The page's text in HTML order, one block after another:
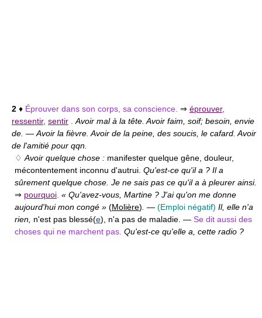
2 ♦ Éprouver dans son corps, sa conscience. ⇒ éprouver,
ressentir, sentir
Avoir mal à la tête. Avoir faim, soif; besoin, envie
de. — Avoir la fièvre. Avoir de la peine, des soucis, le cafard. Avoir
de l'amitié pour qqn.
♢ Avoir quelque chose : manifester quelque gêne, douleur,
mécontentement inconnu d'autrui. Qu'est-ce qu'il a ? Il a
sûrement quelque chose. Je ne sais pas ce qu'il a à pleurer ainsi.
⇒ pourquoi « Qu'avez-vous, Martine ? J'ai qu'on me donne
aujourd'hui mon congé » (Molière) — (Emploi négatif) Il, elle n'a
rien, n'est pas blessé(e), n'a pas de maladie. — Se dit aussi des
choses qui ne marchent pas. Qu'est-ce qu'elle a, cette radio ?